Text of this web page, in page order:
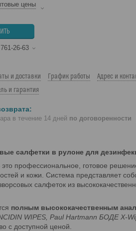
цены
26-63
и доставки График работы
Адрес и
и гарантия
в течение 14 дней по договоренности
салфетки в рулоне для
профессиональное, готовое
и кожи. Система представляет
салфеток из
полным высококачественным
WIPES, Paul Hartmann БОДЕ X-
с доступной ценой.